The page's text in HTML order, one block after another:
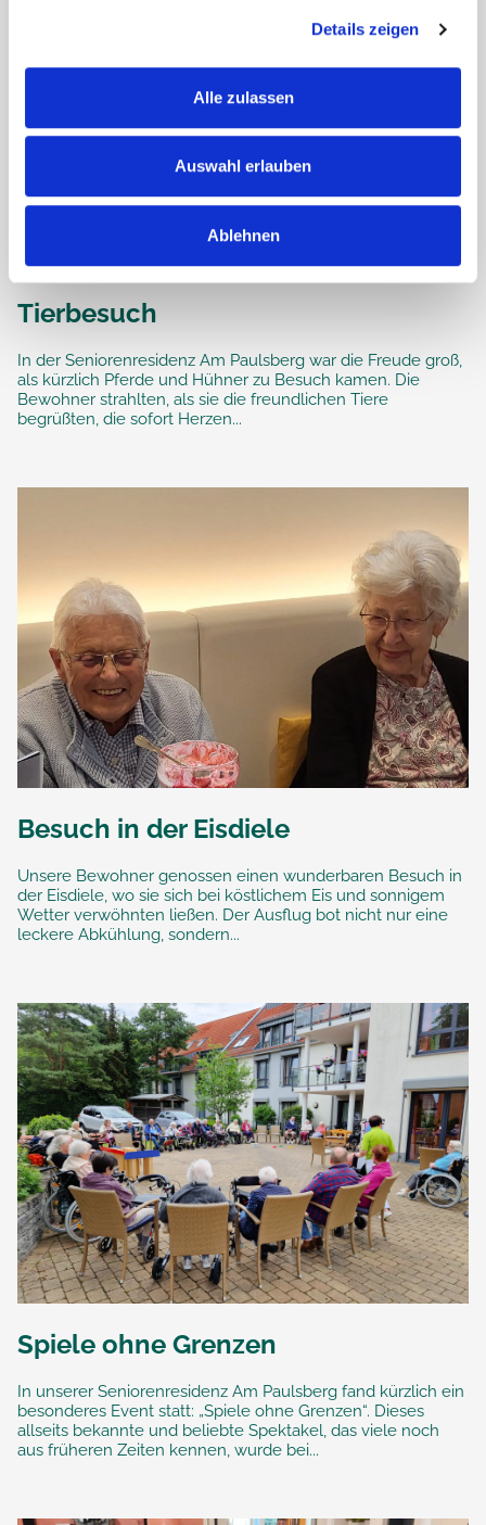
Details zeigen
Alle zulassen
Auswahl erlauben
Ablehnen
Tierbesuch
In der Seniorenresidenz Am Paulsberg war die Freude groß,
als kürzlich Pferde und Hühner zu Besuch kamen. Die
Bewohner strahlten, als sie die freundlichen Tiere
begrüßten, die sofort Herzen...
Besuch in der Eisdiele
Unsere Bewohner genossen einen wunderbaren Besuch in
der Eisdiele, wo sie sich bei köstlichem Eis und sonnigem
Wetter verwöhnten ließen. Der Ausflug bot nicht nur eine
leckere Abkühlung, sondern...
Spiele ohne Grenzen
In unserer Seniorenresidenz Am Paulsberg fand kürzlich ein
besonderes Event statt: „Spiele ohne Grenzen“. Dieses
allseits bekannte und beliebte Spektakel, das viele noch
aus früheren Zeiten kennen, wurde bei...